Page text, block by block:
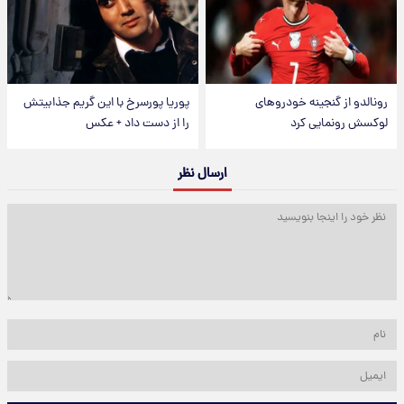
رونالدو از گنجینه خودروهای
لوکسش رونمایی کرد
پوریا پورسرخ با این گریم جذابیتش
را از دست داد + عکس
ارسال نظر